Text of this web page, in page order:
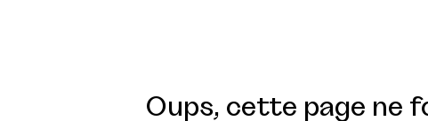
Oups, cette page ne